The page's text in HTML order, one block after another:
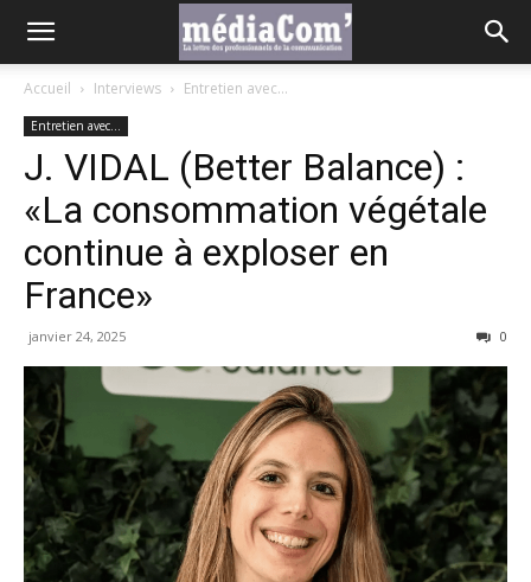
Accueil Interviews Entretien avec...
Entretien avec...
J. VIDAL (Better Balance) :
«La consommation végétale
continue à exploser en
France»
janvier 24, 2025 0